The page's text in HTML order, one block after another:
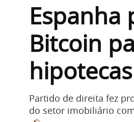
Espanha
Bitcoin
hipotecas
Partido de direita fez
do setor imobiliário